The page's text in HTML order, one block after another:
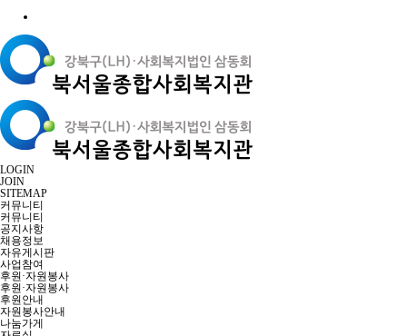
LOGIN
JOIN
SITEMAP
커뮤니티
커뮤니티
공지사항
채용정보
자유게시판
사업참여
후원·자원봉사
후원·자원봉사
후원안내
자원봉사안내
나눔가게